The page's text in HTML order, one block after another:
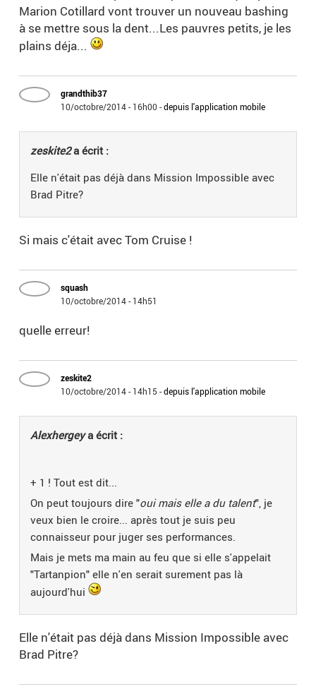
Marion Cotillard vont trouver un nouveau bashing
à se mettre sous la dent...Les pauvres petits, je les
plains déja...
grandthib37
10/octobre/2014 - 16h00 -depuis l'application mobile
zeskite2a écrit :
Elle n'était pas déjà dans Mission Impossible avec
Brad Pitre?
Si mais c'était avec Tom Cruise !
squash
10/octobre/2014 - 14h51
quelle erreur!
zeskite2
10/octobre/2014 - 14h15 -depuis l'application mobile
Alexhergeya écrit :
+ 1 ! Tout est dit...
On peut toujours dire "oui mais elle a du talent", je
veux bien le croire... après tout je suis peu
connaisseur pour juger ses performances.
Mais je mets ma main au feu que si elle s'appelait
"Tartanpion" elle n'en serait surement pas là
aujourd'hui
Elle n'était pas déjà dans Mission Impossible avec
Brad Pitre?